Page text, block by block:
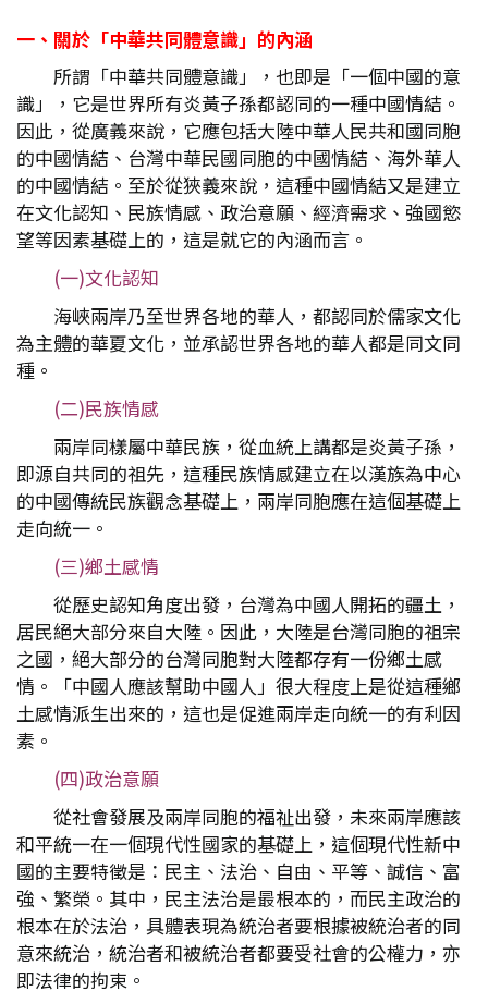
一、關於「中華共同體意識」的內涵
所謂「中華共同體意識」，也即是「一個中國的意
識」，它是世界所有炎黃子孫都認同的一種中國情結。
因此，從廣義來說，它應包括大陸中華人民共和國同胞
的中國情結、台灣中華民國同胞的中國情結、海外華人
的中國情結。至於從狹義來說，這種中國情結又是建立
在文化認知、民族情感、政治意願、經濟需求、強國慾
望等因素基礎上的，這是就它的內涵而言。
(一)文化認知
海峽兩岸乃至世界各地的華人，都認同於儒家文化
為主體的華夏文化，並承認世界各地的華人都是同文同
種。
(二)民族情感
兩岸同樣屬中華民族，從血統上講都是炎黃子孫，
即源自共同的祖先，這種民族情感建立在以漢族為中心
的中國傳統民族觀念基礎上，兩岸同胞應在這個基礎上
走向統一。
(三)鄉土感情
從歷史認知角度出發，台灣為中國人開拓的疆土，
居民絕大部分來自大陸。因此，大陸是台灣同胞的祖宗
之國，絕大部分的台灣同胞對大陸都存有一份鄉土感
情。「中國人應該幫助中國人」很大程度上是從這種鄉
土感情派生出來的，這也是促進兩岸走向統一的有利因
素。
(四)政治意願
從社會發展及兩岸同胞的福祉出發，未來兩岸應該
和平統一在一個現代性國家的基礎上，這個現代性新中
國的主要特徵是：民主、法治、自由、平等、誠信、富
強、繁榮。其中，民主法治是最根本的，而民主政治的
根本在於法治，具體表現為統治者要根據被統治者的同
意來統治，統治者和被統治者都要受社會的公權力，亦
即法律的拘束。